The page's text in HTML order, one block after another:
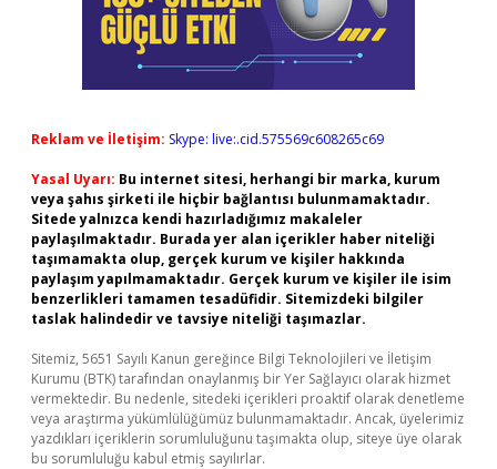
Reklam ve İletişim: Skype: live:.cid.575569c608265c69
Yasal Uyarı: Bu internet sitesi, herhangi bir marka, kurum
veya şahıs şirketi ile hiçbir bağlantısı bulunmamaktadır.
Sitede yalnızca kendi hazırladığımız makaleler
paylaşılmaktadır. Burada yer alan içerikler haber niteliği
taşımamakta olup, gerçek kurum ve kişiler hakkında
paylaşım yapılmamaktadır. Gerçek kurum ve kişiler ile isim
benzerlikleri tamamen tesadüfidir. Sitemizdeki bilgiler
taslak halindedir ve tavsiye niteliği taşımazlar.
Sitemiz, 5651 Sayılı Kanun gereğince Bilgi Teknolojileri ve İletişim
Kurumu (BTK) tarafından onaylanmış bir Yer Sağlayıcı olarak hizmet
vermektedir. Bu nedenle, sitedeki içerikleri proaktif olarak denetleme
veya araştırma yükümlülüğümüz bulunmamaktadır. Ancak, üyelerimiz
yazdıkları içeriklerin sorumluluğunu taşımakta olup, siteye üye olarak
bu sorumluluğu kabul etmiş sayılırlar.